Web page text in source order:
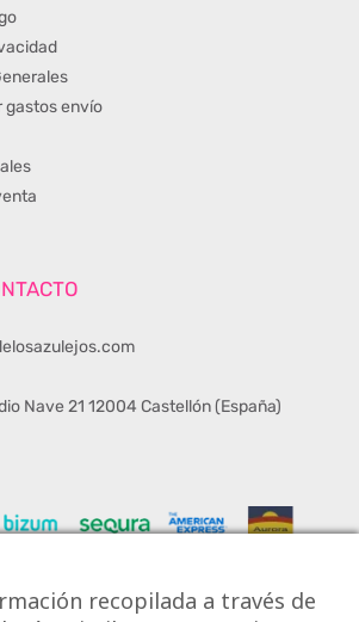
gastos envío
Nave 21 12004 Castellón (España)
recopilada a través de